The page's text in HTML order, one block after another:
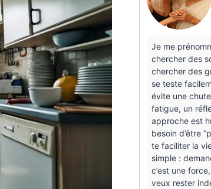
Je me
chercher des
chercher des
se teste
évite une
fatigue, un
approche est
besoin d’être
te faciliter la
simple :
c’est une
veux rester